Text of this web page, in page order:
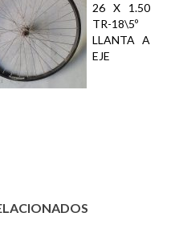
26 X 1.50
TR-18\5º
LLANTA A
EJE